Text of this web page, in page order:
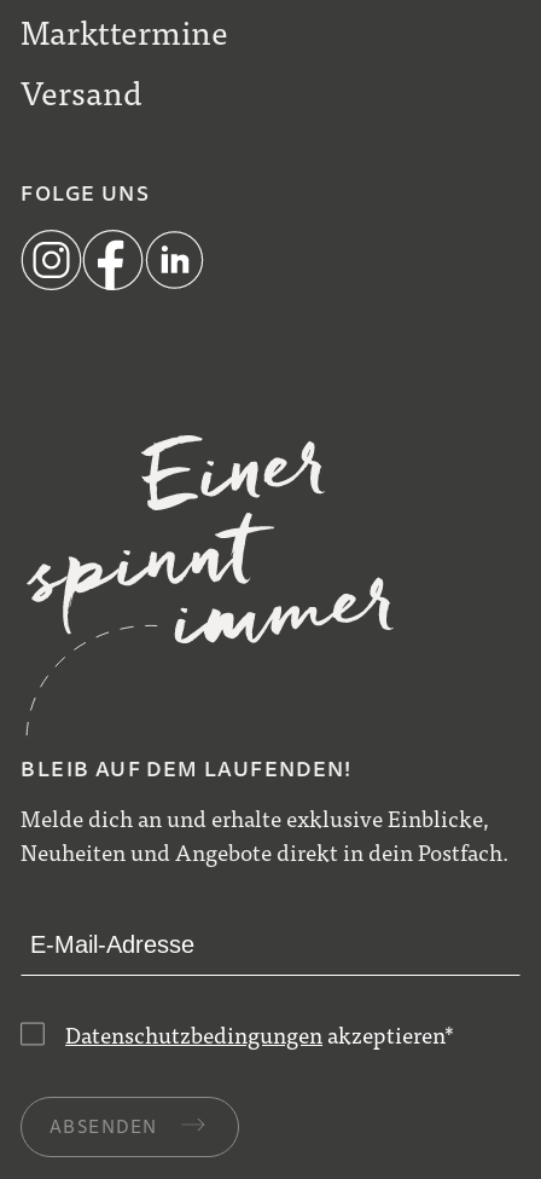
BLEIB AUF DEM LAUFENDEN!
Melde dich an und erhalte exklusive Einblicke,
Neuheiten und Angebote direkt in dein Postfach.
Datenschutzbedingungen akzeptieren*
ABSENDEN
Markttermine
Versand
FOLGE UNS